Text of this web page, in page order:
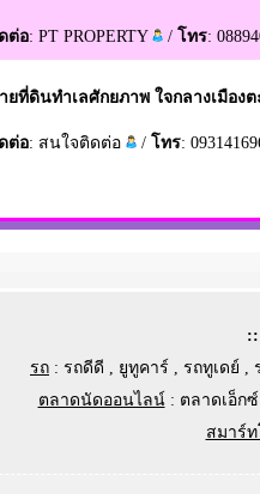
ต่อ: PT PROPERTY / โทร:
ยที่ดินทำเลศักยภาพ ใจกลางเมือง
ต่อ: สนใจติดต่อ / โทร:
รถ : รถดีดี ยูทูคาร์ รถทูเดย์
ตลาดนัดออนไลน์: ตลาดเอ็กซ์
สมาร์